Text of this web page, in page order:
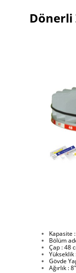
Dönerli
Kapasite
Bölüm
Çap : 48
Yükseklik
Gövde
Ağırlık :